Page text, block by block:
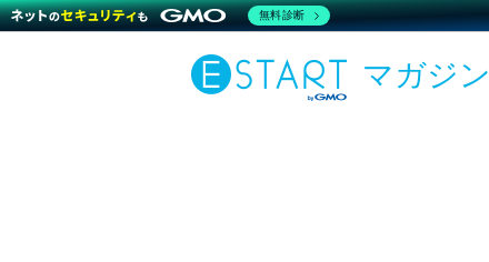
マガジン
無料診断